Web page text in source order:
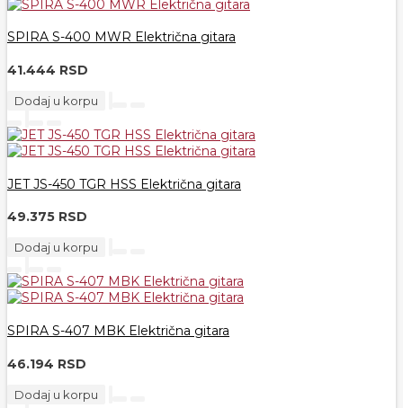
SPIRA S-400 MWR Električna gitara
41.444 RSD
Dodaj u korpu
JET JS-450 TGR HSS Električna gitara
49.375 RSD
Dodaj u korpu
SPIRA S-407 MBK Električna gitara
46.194 RSD
Dodaj u korpu